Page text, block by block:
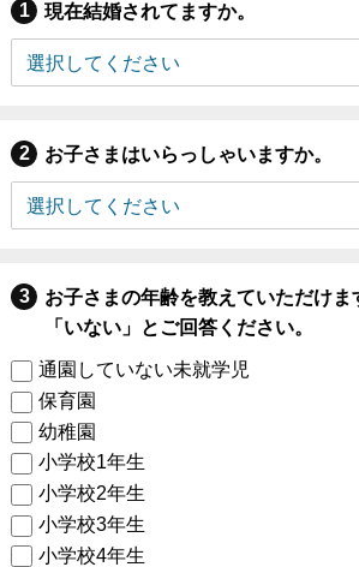
現在結婚されてますか。
お子さまはいらっしゃいますか。
お子さまの年齢を教えていただけ
「いない」とご回答ください。
通園していない未就学児
保育園
幼稚園
小学校1年生
小学校2年生
小学校3年生
小学校4年生